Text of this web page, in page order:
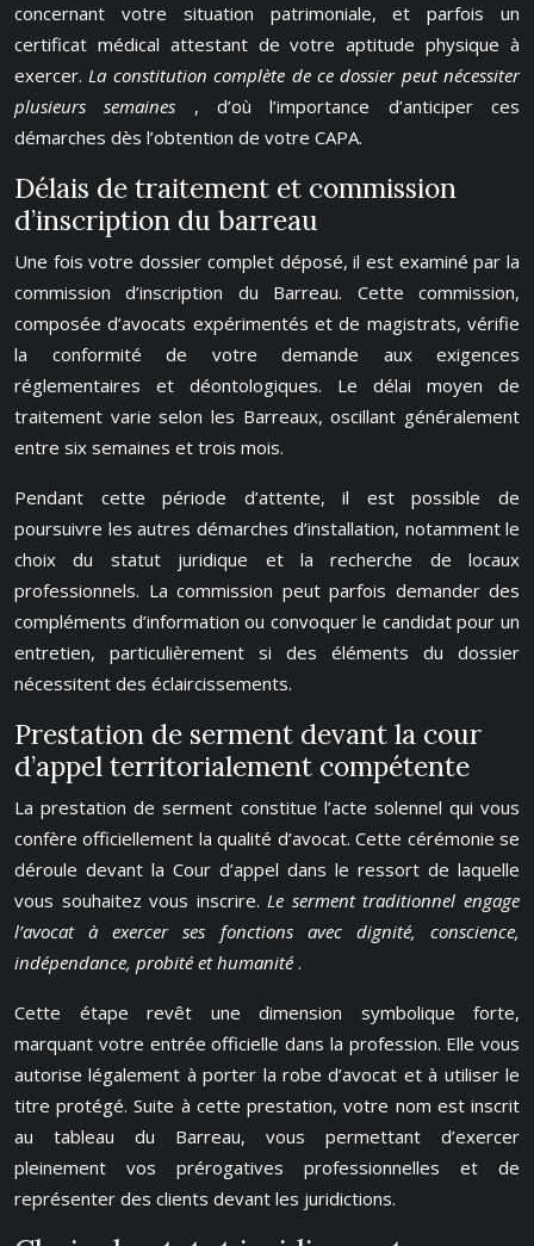
concernant votre situation patrimoniale, et parfois un
certificat médical attestant de votre aptitude physique à
exercer.La constitution complète de ce dossier peut nécessiter
plusieurs semaines , d’où l’importance d’anticiper ces
démarches dès l’obtention de votre CAPA.
Délais de traitement et commission
d’inscription du barreau
Une fois votre dossier complet déposé, il est examiné par la
commission d’inscription du Barreau. Cette commission,
composée d’avocats expérimentés et de magistrats, vérifie
la conformité de votre demande aux exigences
réglementaires et déontologiques. Le délai moyen de
traitement varie selon les Barreaux, oscillant généralement
entre six semaines et trois mois.
Pendant cette période d’attente, il est possible de
poursuivre les autres démarches d’installation, notamment le
choix du statut juridique et la recherche de locaux
professionnels. La commission peut parfois demander des
compléments d’information ou convoquer le candidat pour un
entretien, particulièrement si des éléments du dossier
nécessitent des éclaircissements.
Prestation de serment devant la cour
d’appel territorialement compétente
La prestation de serment constitue l’acte solennel qui vous
confère officiellement la qualité d’avocat. Cette cérémonie se
déroule devant la Cour d’appel dans le ressort de laquelle
vous souhaitez vous inscrire.Le serment traditionnel engage
l’avocat à exercer ses fonctions avec dignité, conscience,
indépendance, probité et humanité .
Cette étape revêt une dimension symbolique forte,
marquant votre entrée officielle dans la profession. Elle vous
autorise légalement à porter la robe d’avocat et à utiliser le
titre protégé. Suite à cette prestation, votre nom est inscrit
au tableau du Barreau, vous permettant d’exercer
pleinement vos prérogatives professionnelles et de
représenter des clients devant les juridictions.